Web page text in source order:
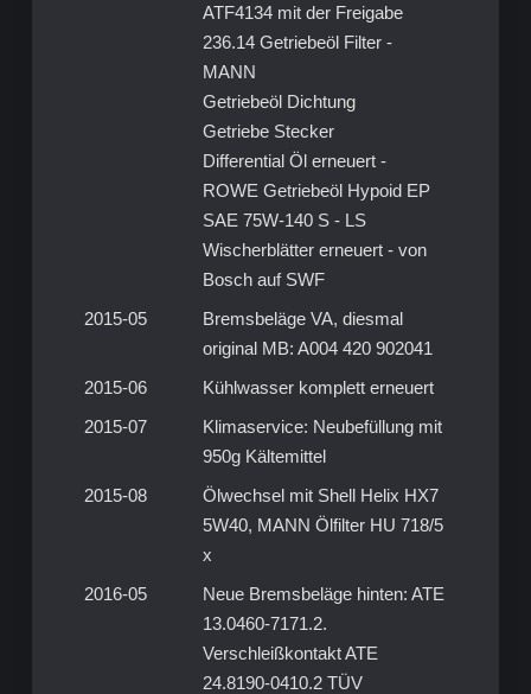
ATF4134 mit der Freigabe
236.14 Getriebeöl Filter -
MANN
Getriebeöl Dichtung
Getriebe Stecker
Differential Öl erneuert -
ROWE Getriebeöl Hypoid EP
SAE 75W-140 S - LS
Wischerblätter erneuert - von
Bosch auf SWF
2015-05
Bremsbeläge VA, diesmal
original MB: A004 420 902041
2015-06
Kühlwasser komplett erneuert
2015-07
Klimaservice: Neubefüllung mit
950g Kältemittel
2015-08
Ölwechsel mit Shell Helix HX7
5W40, MANN Ölfilter HU 718/5
x
2016-05
Neue Bremsbeläge hinten: ATE
13.0460-7171.2.
Verschleißkontakt ATE
24.8190-0410.2 TÜV